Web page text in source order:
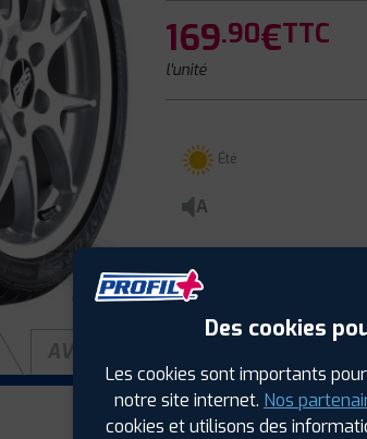
169.90€TTC
l'unité
Été
A
AVIS CLIENTS
Des cookies
Les cookies sont importants
notre site internet. Nos
cookies et utilisons des